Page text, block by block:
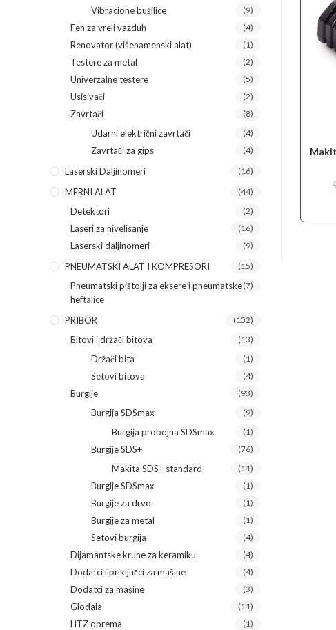
Vibracione bušilice (9)
Fen za vreli vazduh (4)
Renovator (višenamenski alat) (1)
Testere za metal (2)
Univerzalne testere (5)
Usisivači (2)
Zavrtači (8)
Udarni električni zavrtači (4)
Zavrtači za gips (4)
Laserski Daljinomeri (16)
MERNI ALAT (44)
Detektori (2)
Laseri za nivelisanje (16)
Laserski daljinomeri (9)
PNEUMATSKI ALAT I KOMPRESORI (15)
Pneumatski pištolji za eksere i pneumatske
heftalice
(7)
PRIBOR (152)
Bitovi i držači bitova (13)
Držači bita (1)
Setovi bitova (4)
Burgije (93)
Burgija SDSmax (9)
Burgija probojna SDSmax (1)
Burgije SDS+ (76)
Makita SDS+ standard (11)
Burgije SDSmax (1)
Burgije za drvo (1)
Burgije za metal (1)
Setovi burgija (4)
Dijamantske krune za keramiku (4)
Dodatci i priključci za mašine (4)
Dodatci za mašine (3)
Glodala (11)
HTZ oprema (1)